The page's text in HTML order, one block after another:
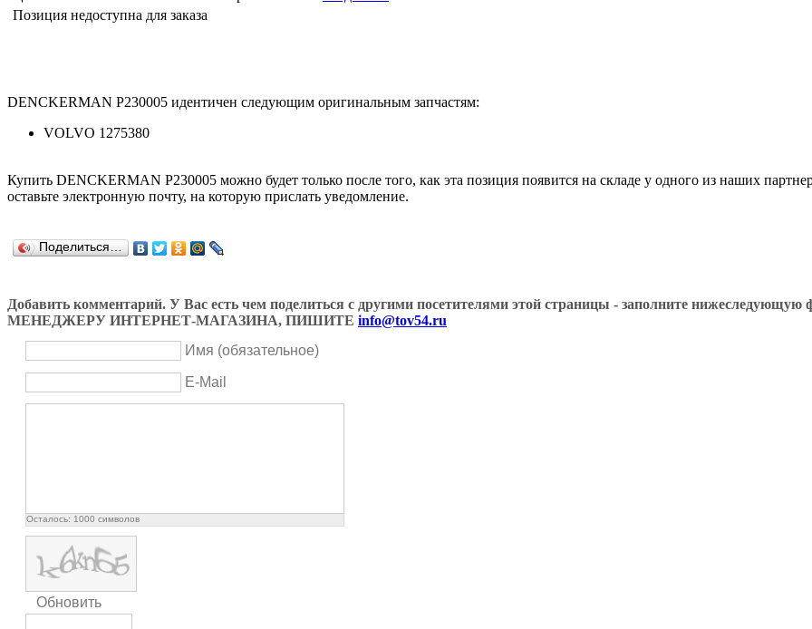
Позиция недоступна для заказа
DENCKERMAN P230005 идентичен следующим оригинальным запчастям:
VOLVO 1275380
Купить DENCKERMAN P230005 можно будет только после того, как эта позиция появится на складе у одного из наших
оставьте электронную почту, на которую прислать уведомление.
Поделиться…
Добавить комментарий. У Вас есть чем поделиться с другими посетителями этой страницы - заполните
МЕНЕДЖЕРУ ИНТЕРНЕТ-МАГАЗИНА, ПИШИТЕ info@tov54.ru
Имя (обязательное)
E-Mail
Осталось: 1000 символов
Обновить